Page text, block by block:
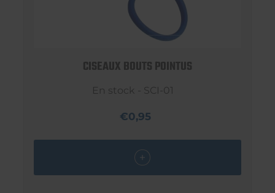
CISEAUX BOUTS POINTUS
En stock - SCI-01
€0,95